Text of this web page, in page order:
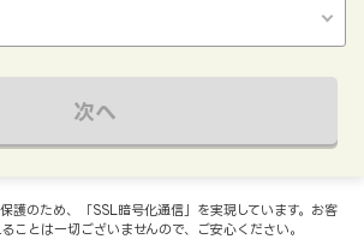
次へ
護のため、「SSL暗号化通信」を実現しています。お客
ことは一切ございませんので、ご安心ください。